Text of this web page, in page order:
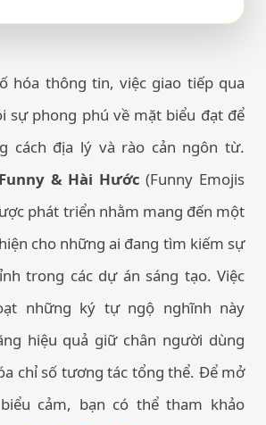
hóa thông tin, việc giao tiếp qua
sự phong phú về mặt biểu đạt để
cách địa lý và rào cản ngôn từ.
& Hài Hước (Funny Emojis
phát triển nhằm mang đến một
cho những ai đang tìm kiếm sự
trong các dự án sáng tạo. Việc
những ký tự ngộ nghĩnh này
hiệu quả giữ chân người dùng
chỉ số tương tác tổng thể. Để mở
cảm, bạn có thể tham khảo